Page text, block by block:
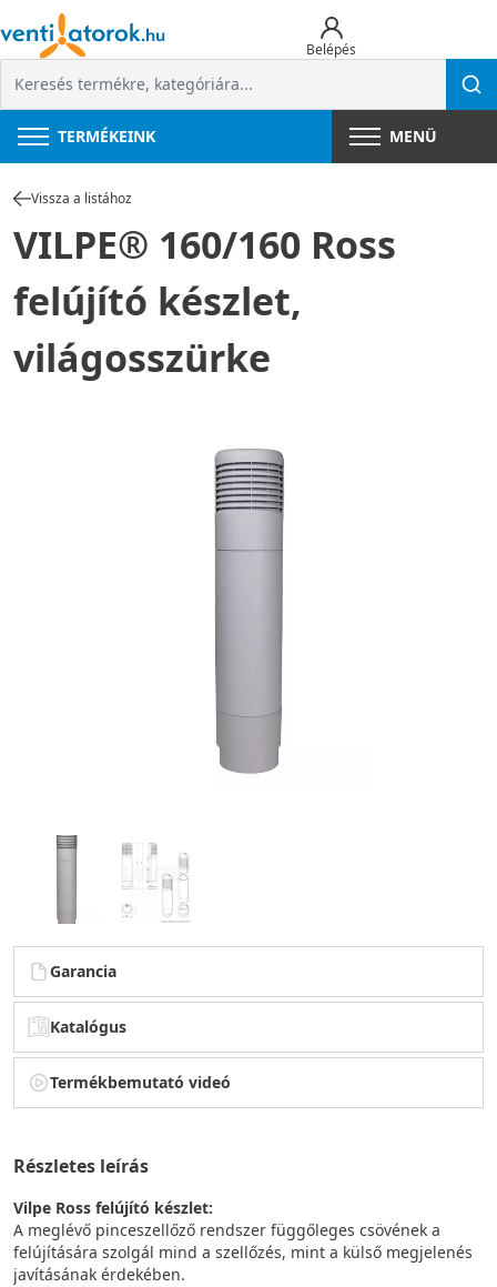
Belépés
TERMÉKEINK MENÜ
Vissza a listához
VILPE® 160/160 Ross
felújító készlet,
világosszürke
Garancia
Katalógus
Termékbemutató videó
Részletes leírás
Vilpe Ross felújító készlet:
A meglévő pinceszellőző rendszer függőleges csövének a
felújítására szolgál mind a szellőzés, mint a külső megjelenés
javításának érdekében.